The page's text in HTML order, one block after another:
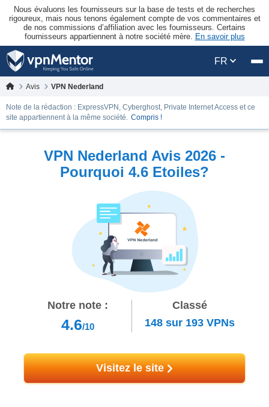
Nous évaluons les fournisseurs sur la base de tests et de recherches
rigoureux, mais nous tenons également compte de vos commentaires et
de nos commissions d’affiliation avec les fournisseurs. Certains
fournisseurs appartiennent à notre société mère. En savoir plus
FR
Avis VPN Nederland
Note de la rédaction : ExpressVPN, Cyberghost, Private Internet Access et ce
site appartiennent à la même société. Compris !
VPN Nederland Avis 2026 -
Pourquoi 4.6 Etoiles?
Notre note :
4.6/10
Classé
148 sur 193VPNs
Visitez le site